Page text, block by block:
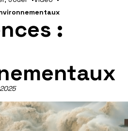
la
recherche
: